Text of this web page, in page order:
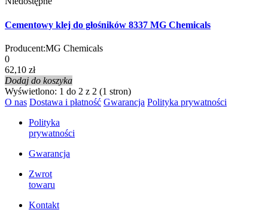
Cementowy klej do głośników 8337 MG Chemicals
Producent:MG Chemicals
0
62,10 zł
Dodaj do koszyka
Wyświetlono: 1 do 2 z 2 (1 stron)
O nas Dostawa i płatność Gwarancja Polityka prywatności
Polityka
prywatności
Gwarancja
Zwrot
towaru
Kontakt